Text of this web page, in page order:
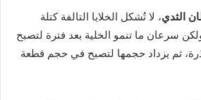
الثدي، لا تُشكل الخلايا التالفة كتلة
سرعان ما تنمو الخلية بعد فترة لتصبح
ثم يزداد حجمها لتصبح في حجم قطعة